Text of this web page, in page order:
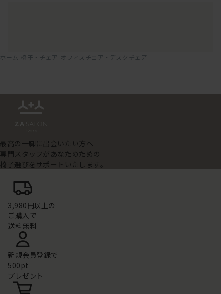
ホーム 椅子・チェア オフィスチェア・デスクチェア
最高の一脚に出会いたい方へ
専門スタッフがあなたのための
椅子選びをサポートいたします。
3,980円以上の
ご購入で
送料無料
新規会員登録で
500pt
プレゼント